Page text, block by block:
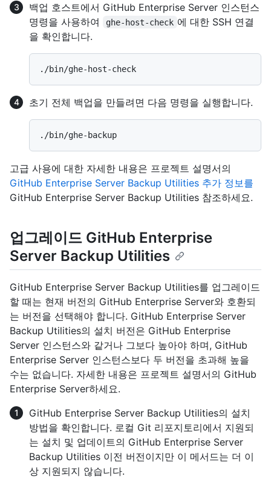
백업 호스트에서 GitHub Enterprise Server 인스턴스
명령을 사용하여
ghe-host-check 에 대한 SSH 연결
을 확인합니다.
초기 전체 백업을 만들려면 다음 명령을 실행합니다.
고급 사용에 대한 자세한 내용은 프로젝트 설명서의
GitHub Enterprise Server Backup Utilities 추가 정보를
GitHub Enterprise Server Backup Utilities 참조하세요.
업그레이드 GitHub Enterprise
Server Backup Utilities
GitHub Enterprise Server Backup Utilities를 업그레이드
할 때는 현재 버전의 GitHub Enterprise Server와 호환되
는 버전을 선택해야 합니다. GitHub Enterprise Server
Backup Utilities의 설치 버전은 GitHub Enterprise
Server 인스턴스와 같거나 그보다 높아야 하며, GitHub
Enterprise Server 인스턴스보다 두 버전을 초과해 높을
수는 없습니다. 자세한 내용은 프로젝트 설명서의 GitHub
Enterprise Server하세요.
GitHub Enterprise Server Backup Utilities의 설치
방법을 확인합니다. 로컬 Git 리포지토리에서 지원되
는 설치 및 업데이트의 GitHub Enterprise Server
Backup Utilities 이전 버전이지만 이 메서드는 더 이
상 지원되지 않습니다.